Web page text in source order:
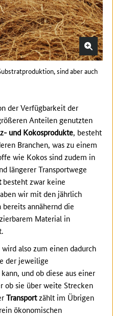
sind aber auch
der Verfügbarkeit der
Anteilen genutzten
und Kokosprodukte, besteht
Branchen, was zu einem
wie Kokos sind zudem in
längerer Transportwege
besteht zwar keine
wir mit den jährlich
annähernd die
Material in
also zum einen dadurch
der jeweilige
und ob diese aus einer
ob sie über weite Strecken
Transportzählt im Übrigen
ökonomischen